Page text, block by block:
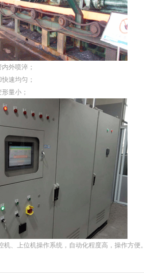
外喷淬；
速均匀；
量小；
、上位机操作系统，自动化程度高，操作方便。